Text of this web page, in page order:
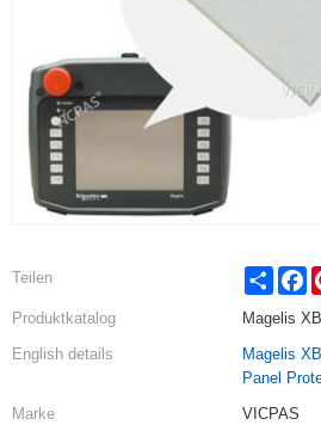
Teilen Share
Produktkatalog
Magelis
English details
Magelis
Panel
Marke
VICPAS